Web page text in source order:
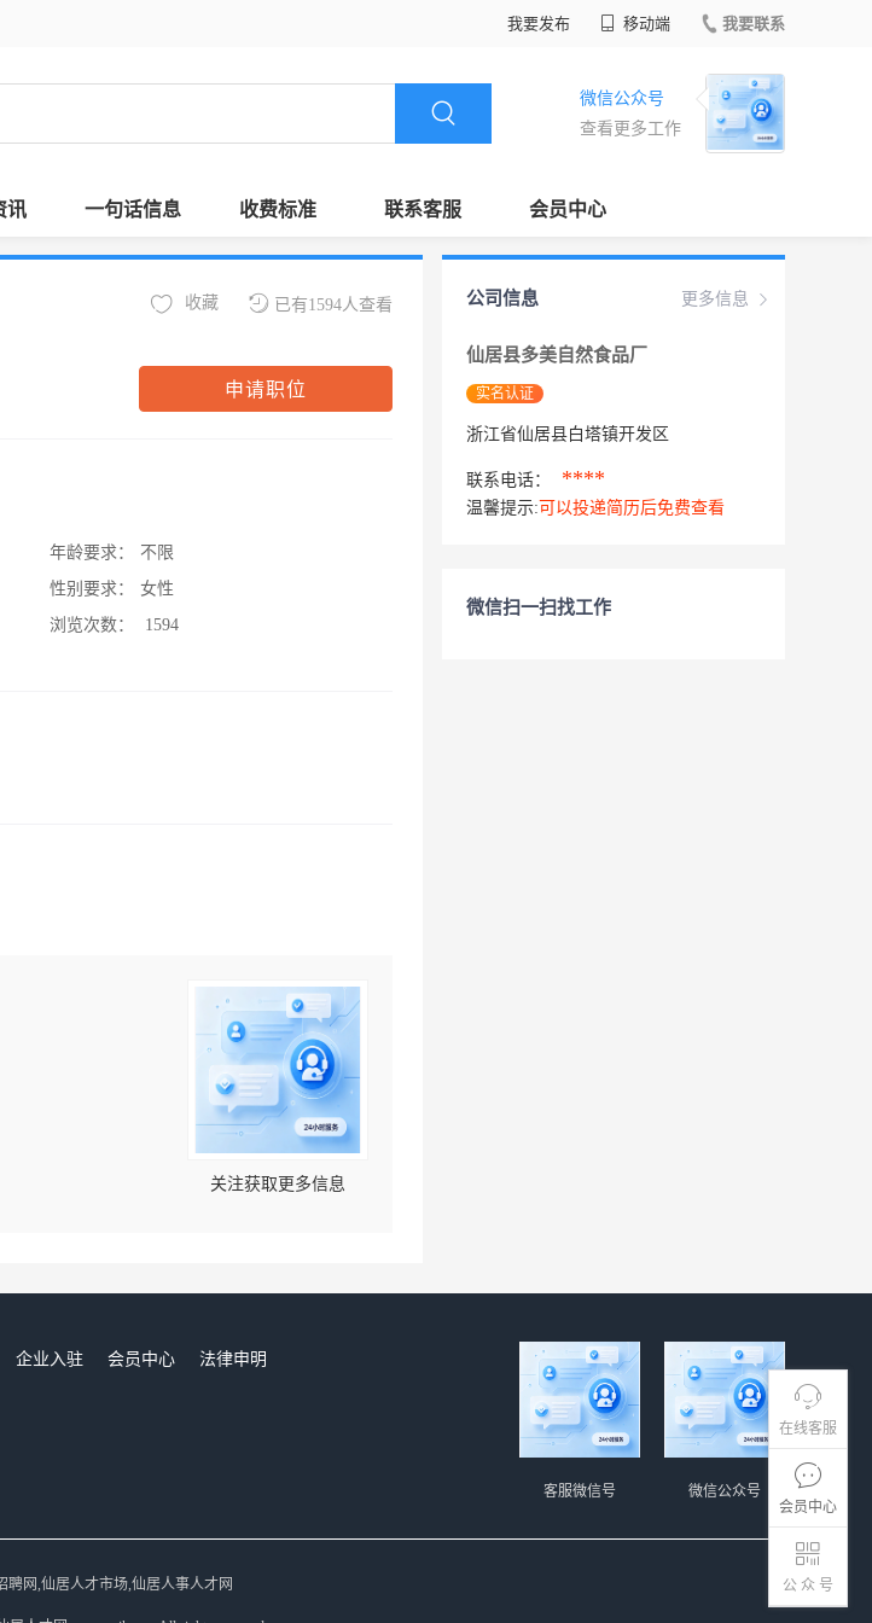
我要发布 移动端 我要联系
微信公众号
查看更多工作
讯 一句话信息 收费标准 联系客服 会员中心
在线客服
会员中心
公 众 号
已有1594人查看
收藏
申请职位
年龄要求：
不限
性别要求：
女性
浏览次数：
1594
关注获取更多信息
更多信息
公司信息
仙居县多美自然食品厂
实名认证
浙江省仙居县白塔镇开发区
联系电话： ****
温馨提示: 可以投递简历后免费查看
微信扫一扫找工作
企业入驻 会员中心
法律申明
微信公众号
客服微信号
聘网,仙居人才市场,仙居人事人才网